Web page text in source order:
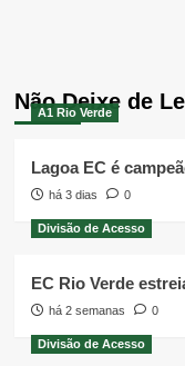
Não Deixe de
A1 Rio Verde
Lagoa EC é
há 3 dias 0
Divisão de Acesso
EC Rio Verde
há 2 semanas 0
Divisão de Acesso